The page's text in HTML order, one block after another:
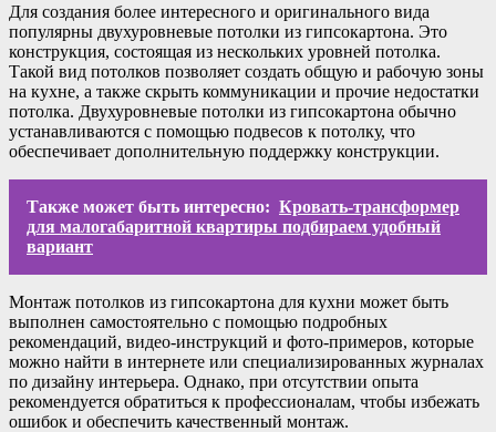
Для создания более интересного и оригинального вида
популярны двухуровневые потолки из гипсокартона. Это
конструкция, состоящая из нескольких уровней потолка.
Такой вид потолков позволяет создать общую и рабочую зоны
на кухне, а также скрыть коммуникации и прочие недостатки
потолка. Двухуровневые потолки из гипсокартона обычно
устанавливаются с помощью подвесов к потолку, что
обеспечивает дополнительную поддержку конструкции.
Также может быть интересно: Кровать-трансформер
для малогабаритной квартиры подбираем удобный
вариант
Монтаж потолков из гипсокартона для кухни может быть
выполнен самостоятельно с помощью подробных
рекомендаций, видео-инструкций и фото-примеров, которые
можно найти в интернете или специализированных журналах
по дизайну интерьера. Однако, при отсутствии опыта
рекомендуется обратиться к профессионалам, чтобы избежать
ошибок и обеспечить качественный монтаж.